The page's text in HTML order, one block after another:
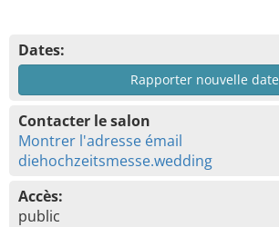
Dates:
Rapporter nouvelle date
Contacter le salon
Montrer l'adresse émail
diehochzeitsmesse.wedding
Accès:
public